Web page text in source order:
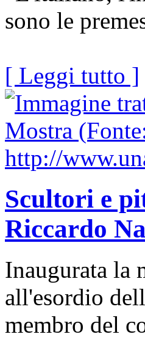
sono le
[ Leggi tutto ]
Scultori e
Riccardo
Inaugurata la
all'esordio
membro del